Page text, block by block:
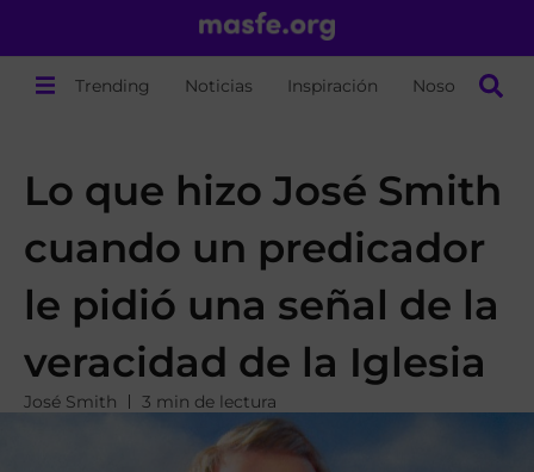
Trending Noticias Inspiración Nosotros
Lo que hizo José Smith
cuando un predicador
le pidió una señal de la
veracidad de la Iglesia
José Smith 3 min de lectura